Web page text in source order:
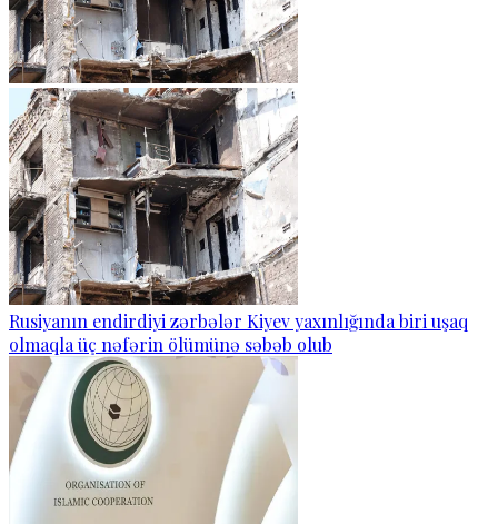
Rusiyanın endirdiyi zərbələr Kiyev yaxınlığında biri uşaq
olmaqla üç nəfərin ölümünə səbəb olub